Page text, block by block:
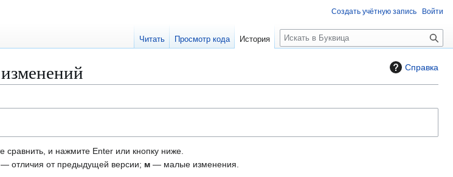
Справка
сравнить, и нажмите Enter или кнопку ниже.
— отличия от предыдущей версии; м — малые изменения.
Создать учётную запись Войти
Читать Просмотр кода История
П
о
к